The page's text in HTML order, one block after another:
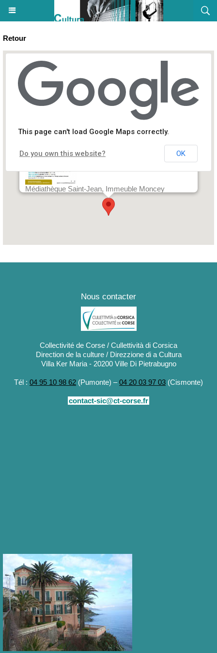
Retour
Atelier bébé lecteur - Médiathèque Saint-Jean - Aiacciu
Médiathèque Saint-Jean, Immeuble Moncey
This page can't load Google Maps correctly.
Do you own this website? OK
Nous contacter
Collectivité de Corse / Cullettività di Corsica
Direction de la culture / Direzzione di a Cultura
Villa Ker Maria - 20200 Ville Di Pietrabugno
Tél : 04 95 10 98 62 (Pumonte) –04 20 03 97 03 (Cismonte)
contact-sic@ct-corse.fr